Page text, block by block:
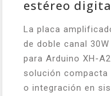
estéreo
La placa
de doble canal
para Arduino XH-
solución compacta
o integración en